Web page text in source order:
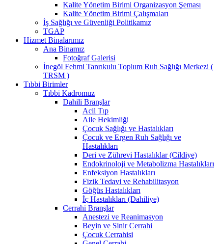
Kalite Yönetim Birimi Organizasyon Şeması
Kalite Yönetim Birimi Çalışmaları
İş Sağlığı ve Güvenliği Politikamız
TGAP
Hizmet Binalarımız
Ana Binamız
Fotoğraf Galerisi
İnegöl Fehmi Tanrıkulu Toplum Ruh Sağlığı Merkezi (
TRSM )
Tıbbi Birimler
Tıbbi Kadromuz
Dahili Branşlar
Acil Tıp
Aile Hekimliği
Çocuk Sağlığı ve Hastalıkları
Çocuk ve Ergen Ruh Sağlığı ve
Hastalıkları
Deri ve Zührevi Hastalıklar (Cildiye)
Endokrinoloji ve Metabolizma Hastalıkları
Enfeksiyon Hastalıkları
Fizik Tedavi ve Rehabilitasyon
Göğüs Hastalıkları
İç Hastalıkları (Dahiliye)
Cerrahi Branşlar
Anestezi ve Reanimasyon
Beyin ve Sinir Cerrahi
Çocuk Cerrahisi